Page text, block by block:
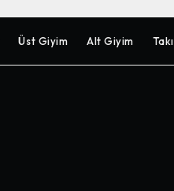
Üst Giyim Alt Giyim Takı